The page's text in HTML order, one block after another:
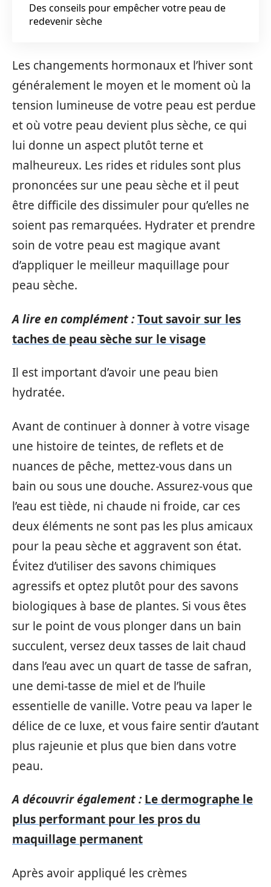
Des conseils pour empêcher votre peau de
redevenir sèche
Les changements hormonaux et l’hiver sont
généralement le moyen et le moment où la
tension lumineuse de votre peau est perdue
et où votre peau devient plus sèche, ce qui
lui donne un aspect plutôt terne et
malheureux. Les rides et ridules sont plus
prononcées sur une peau sèche et il peut
être difficile des dissimuler pour qu’elles ne
soient pas remarquées. Hydrater et prendre
soin de votre peau est magique avant
d’appliquer le meilleur maquillage pour
peau sèche.
A lire en complément :Tout savoir sur les
taches de peau sèche sur le visage
Il est important d’avoir une peau bien
hydratée.
Avant de continuer à donner à votre visage
une histoire de teintes, de reflets et de
nuances de pêche, mettez-vous dans un
bain ou sous une douche. Assurez-vous que
l’eau est tiède, ni chaude ni froide, car ces
deux éléments ne sont pas les plus amicaux
pour la peau sèche et aggravent son état.
Évitez d’utiliser des savons chimiques
agressifs et optez plutôt pour des savons
biologiques à base de plantes. Si vous êtes
sur le point de vous plonger dans un bain
succulent, versez deux tasses de lait chaud
dans l’eau avec un quart de tasse de safran,
une demi-tasse de miel et de l’huile
essentielle de vanille. Votre peau va laper le
délice de ce luxe, et vous faire sentir d’autant
plus rajeunie et plus que bien dans votre
peau.
A découvrir également : Le dermographe le
plus performant pour les pros du
maquillage permanent
Après avoir appliqué les crèmes